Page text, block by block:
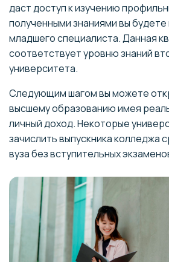
даст доступ к изучению
полученными знаниями вы
младшего специалиста. Данная
соответствует уровню знаний
университета.
Следующим шагом вы можете
высшему образованию имея
личный доход. Некоторые
зачислить выпускника колледжа
вуза без вступительных